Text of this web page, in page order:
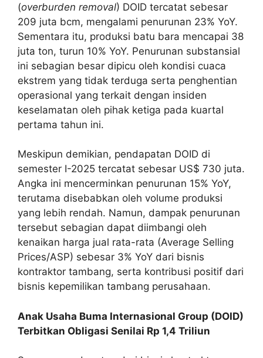
(overburden removal) DOID tercatat sebesar
209 juta bcm, mengalami penurunan 23% YoY.
Sementara itu, produksi batu bara mencapai 38
juta ton, turun 10% YoY. Penurunan substansial
ini sebagian besar dipicu oleh kondisi cuaca
ekstrem yang tidak terduga serta penghentian
operasional yang terkait dengan insiden
keselamatan oleh pihak ketiga pada kuartal
pertama tahun ini.
Meskipun demikian, pendapatan DOID di
semester I-2025 tercatat sebesar US$ 730 juta.
Angka ini mencerminkan penurunan 15% YoY,
terutama disebabkan oleh volume produksi
yang lebih rendah. Namun, dampak penurunan
tersebut sebagian dapat diimbangi oleh
kenaikan harga jual rata-rata (Average Selling
Prices/ASP) sebesar 3% YoY dari bisnis
kontraktor tambang, serta kontribusi positif dari
bisnis kepemilikan tambang perusahaan.
Anak Usaha Buma Internasional Group (DOID)
Terbitkan Obligasi Senilai Rp 1,4 Triliun